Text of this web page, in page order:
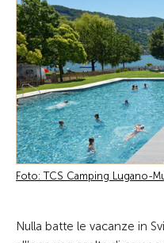
Foto: TCS Camping Lugano-
Nulla batte le vacanze in